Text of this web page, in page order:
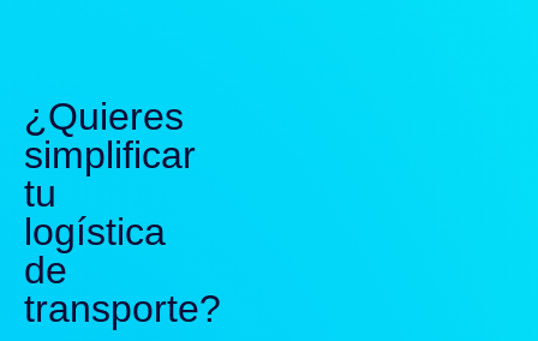
¿Quieres
simplificar
tu
logística
de
transporte?